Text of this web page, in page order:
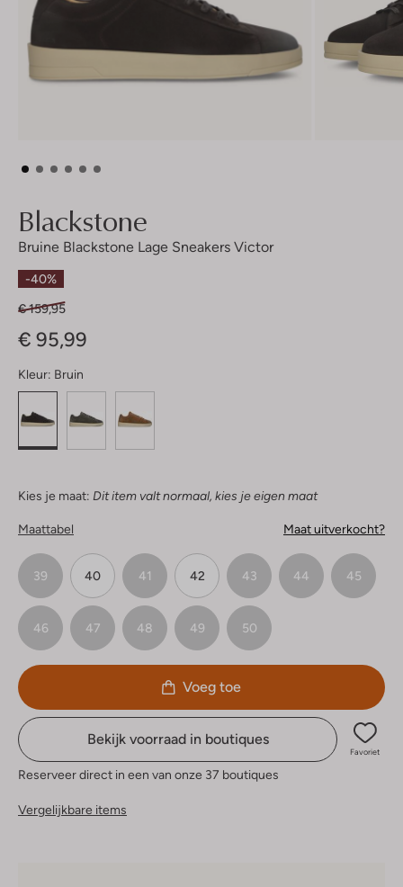
Blackstone
Bruine Blackstone Lage Sneakers Victor
-40%
€ 159,95
€ 95,99
Kleur: Bruin
Kies je maat: Dit item valt normaal, kies je eigen maat
Maattabel Maat uitverkocht?
39 40 41 42 43 44 45
46 47 48 49 50
Voeg toe
Bekijk voorraad in boutiques
Favoriet
Reserveer direct in een van onze 37 boutiques
Vergelijkbare items